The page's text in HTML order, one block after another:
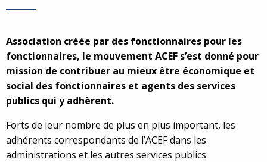
Association créée par des fonctionnaires pour les
fonctionnaires, le mouvement ACEF s’est donné pour
mission de contribuer au mieux être économique et
social des fonctionnaires et agents des services
publics qui y adhèrent.
Forts de leur nombre de plus en plus important, les
adhérents correspondants de l’ACEF dans les
administrations et les autres services publics